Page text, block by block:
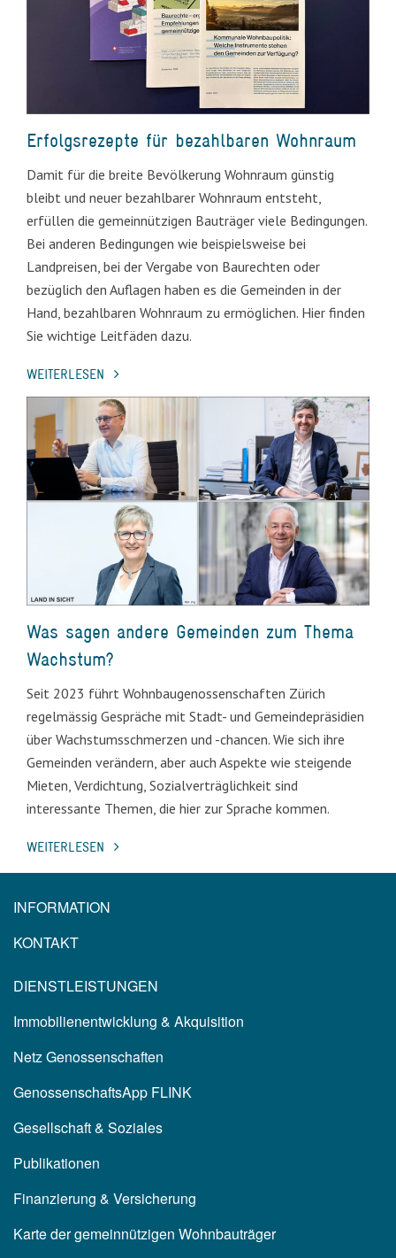
Erfolgsrezepte für bezahlbaren Wohnraum
Damit für die breite Bevölkerung Wohnraum günstig
bleibt und neuer bezahlbarer Wohnraum entsteht,
erfüllen die gemeinnützigen Bauträger viele Bedingungen.
Bei anderen Bedingungen wie beispielsweise bei
Landpreisen, bei der Vergabe von Baurechten oder
bezüglich den Auflagen haben es die Gemeinden in der
Hand, bezahlbaren Wohnraum zu ermöglichen. Hier finden
Sie wichtige Leitfäden dazu.
WEITERLESEN
Was sagen andere Gemeinden zum Thema
Wachstum?
Seit 2023 führt Wohnbaugenossenschaften Zürich
regelmässig Gespräche mit Stadt- und Gemeindepräsidien
über Wachstumsschmerzen und -chancen. Wie sich ihre
Gemeinden verändern, aber auch Aspekte wie steigende
Mieten, Verdichtung, Sozialverträglichkeit sind
interessante Themen, die hier zur Sprache kommen.
WEITERLESEN
INFORMATION
KONTAKT
DIENSTLEISTUNGEN
Immobilienentwicklung & Akquisition
Netz Genossenschaften
GenossenschaftsApp FLINK
Gesellschaft & Soziales
Publikationen
Finanzierung & Versicherung
Karte der gemeinnützigen Wohnbauträger